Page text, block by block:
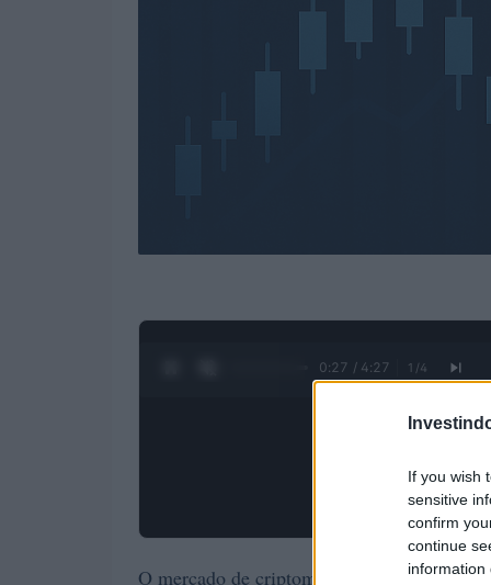
If you wish
sensitive
confirm
continue
information
0:28 / 4:27 1 /4
O mercado de criptomoedas viu, sem